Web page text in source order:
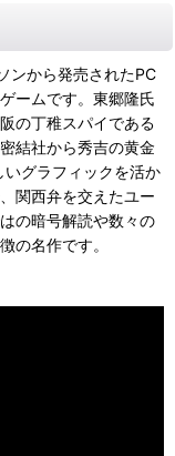
ンから発売されたPC
ームです。東郷隆氏
の丁稚スパイである
結社から秀吉の黄金
グラフィックを活か
関西弁を交えたユー
の暗号解読や数々の
の名作です。